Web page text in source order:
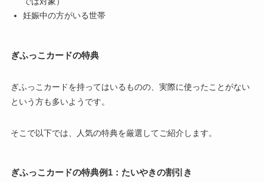
妊娠中の方がいる世帯
ぎふっこカードの特典
ぎふっこカードを持ってはいるものの、実際に使ったことがない
という方も多いようです。
そこで以下では、人気の特典を厳選してご紹介します。
ぎふっこカードの特典例1：たいやきの割引き